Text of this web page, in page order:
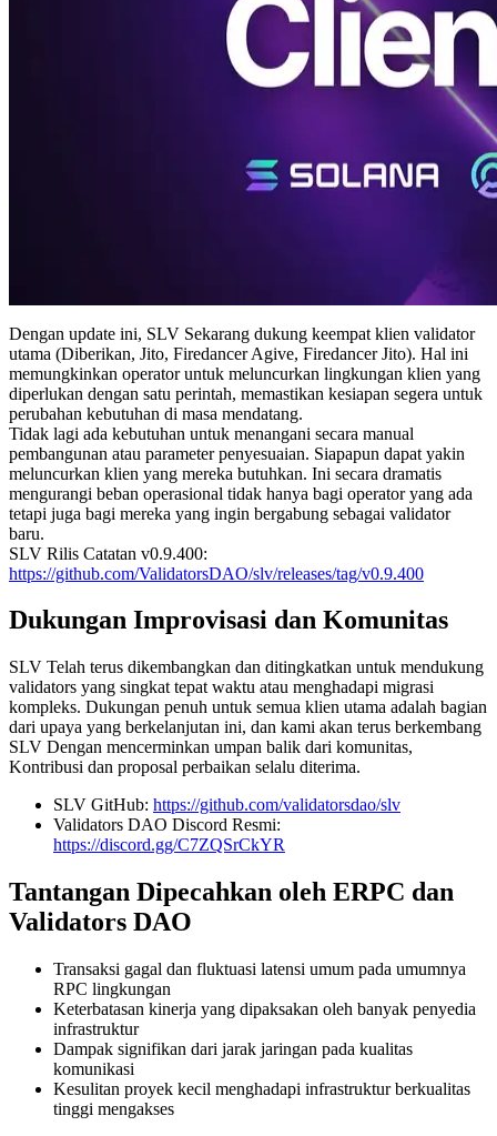
validator yang bisa dijalankan. Solana ekosistem telah dewasa,
pengujian yang lebih rinci dan verifikasi diperlukan untuk
berpartisipasi dalam Solana Program Delegasi Yayasan (SFDP),
validators kini diharapkan menjalankan jenis klien yang sama pada
testnet seperti yang mereka lakukan di mainnet.
Validators yang gagal memenuhi persyaratan ini akan dikeluarkan
dari SFDP, kehilangan akses untuk mengintai dukungan dari Solana
SFDP (Solana Program Delegasi Foundation):
Dengan update ini, SLV Sekarang dukung keempat klien validator
utama (Diberikan, Jito, Firedancer Agive, Firedancer Jito). Hal ini
memungkinkan operator untuk meluncurkan lingkungan klien yang
diperlukan dengan satu perintah, memastikan kesiapan segera untuk
perubahan kebutuhan di masa mendatang.
Tidak lagi ada kebutuhan untuk menangani secara manual
pembangunan atau parameter penyesuaian. Siapapun dapat yakin
meluncurkan klien yang mereka butuhkan. Ini secara dramatis
mengurangi beban operasional tidak hanya bagi operator yang ada
tetapi juga bagi mereka yang ingin bergabung sebagai validator
baru.
SLV Rilis Catatan v0.9.400:
https://github.com/ValidatorsDAO/slv/releases/tag/v0.9.400
Dukungan Improvisasi dan Komunitas
SLV Telah terus dikembangkan dan ditingkatkan untuk mendukung
validators yang singkat tepat waktu atau menghadapi migrasi
kompleks. Dukungan penuh untuk semua klien utama adalah bagian
dari upaya yang berkelanjutan ini, dan kami akan terus berkembang
SLV Dengan mencerminkan umpan balik dari komunitas,
Kontribusi dan proposal perbaikan selalu diterima.
SLV GitHub: https://github.com/validatorsdao/slv
Validators DAO Discord Resmi:
https://discord.gg/C7ZQSrCkYR
Tantangan Dipecahkan oleh ERPC dan
Validators DAO
Transaksi gagal dan fluktuasi latensi umum pada umumnya
RPC lingkungan
Keterbatasan kinerja yang dipaksakan oleh banyak penyedia
infrastruktur
Dampak signifikan dari jarak jaringan pada kualitas
komunikasi
Kesulitan proyek kecil menghadapi infrastruktur berkualitas
tinggi mengakses